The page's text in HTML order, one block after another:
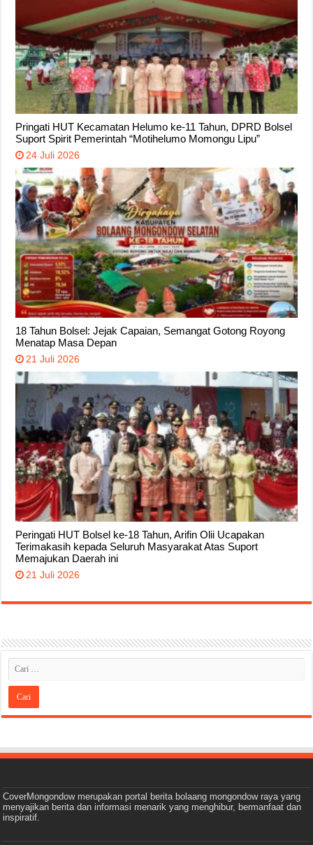
Pringati HUT Kecamatan Helumo ke-11 Tahun, DPRD Bolsel
Suport Spirit Pemerintah “Motihelumo Momongu Lipu”
24 Juli 2026
18 Tahun Bolsel: Jejak Capaian, Semangat Gotong Royong
Menatap Masa Depan
21 Juli 2026
Peringati HUT Bolsel ke-18 Tahun, Arifin Olii Ucapakan
Terimakasih kepada Seluruh Masyarakat Atas Suport
Memajukan Daerah ini
21 Juli 2026
CoverMongondow merupakan portal berita bolaang mongondow raya yang
menyajikan berita dan informasi menarik yang menghibur, bermanfaat dan
inspiratif.